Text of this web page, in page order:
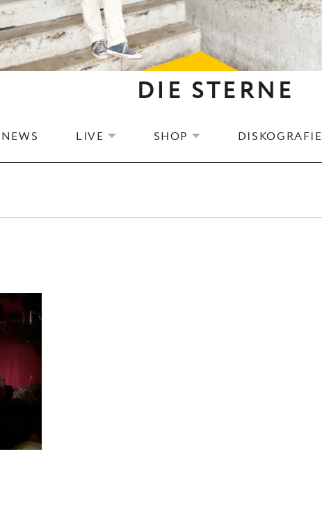
DIE STERNE
NEWS LIVE EXPAND SUBMENU
SHOP EXPAND SUBMENU
DISKOGRAFIE